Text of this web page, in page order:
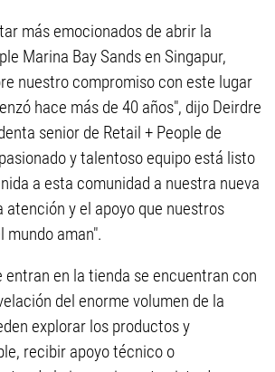
más emocionados de abrir la
Marina Bay Sands en Singapur,
nuestro compromiso con este lugar
hace más de 40 años", dijo Deirdre
senior de Retail + People de
y talentoso equipo está listo
a esta comunidad a nuestra nueva
y el apoyo que nuestros
mundo aman".
entran en la tienda se encuentran con
del enorme volumen de la
explorar los productos y
recibir apoyo técnico o